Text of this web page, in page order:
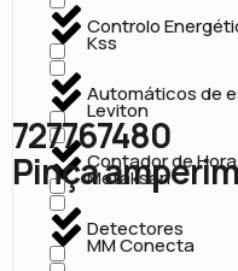
Controlo
Automáticos de
Contador de
Detectores
Kss
Leviton
Metaksan
MM Conecta
727767480
Pinça